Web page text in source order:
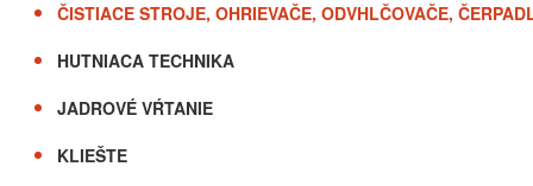
ČISTIACE STROJE, OHRIEVAČE, ODVHLČOVAČE,
HUTNIACA TECHNIKA
JADROVÉ VŔTANIE
KLIEŠTE